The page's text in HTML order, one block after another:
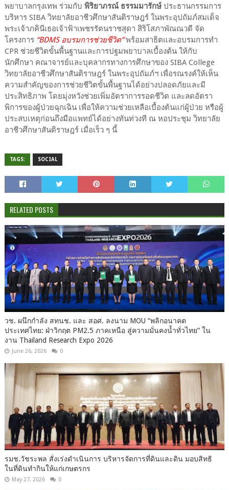
พยาบาลกรุงเทพ ร่วมกับ พิริยาภรณ์ ธรรมมารักษ์ ประธานกรรมการ
บริหาร SIBA วิทยาลัยอาชีวศึกษาสันติราษฎร์ ในพระอุปถัมภ์สมเด็จ
พระเจ้าภคินีเธอเจ้าฟ้าเพชรรัตนราชสุดา สิริโสภาพัณณวดี จัด
โครงการ “BDMS อบรมการช่วยชีวิต”พร้อมสาธิตและอบรมการทำ
CPR ช่วยชีวิตขั้นพื้นฐานและการปฐมพยาบาลเบื้องต้น ให้กับ
นักศึกษา คณาจารย์และบุคลากรทางการศึกษาของ SIBA College
วิทยาลัยอาชีวศึกษาสันติราษฎร์ ในพระอุปถัมภ์ฯ เพื่อรณรงค์ให้เห็น
ความสำคัญของการช่วยชีวิตขั้นพื้นฐานได้อย่างปลอดภัยและมี
ประสิทธิภาพ โดยมุ่งหวังช่วยเพิ่มอัตราการรอดชีวิต และลดอัตรา
พิการของผู้ป่วยฉุกเฉิน เพื่อให้ความช่วยเหลือเบื้องต้นแก่ผู้ป่วย หรือผู้
ประสบเหตุก่อนถึงมือแพทย์ได้อย่างทันท่วงที ณ หอประชุม วิทยาลัย
อาชีวศึกษาสันติราษฎร์ เมื่อเร็ว ๆ นี้
TAGS: SOCIAL
RELATED POSTS
วช. ผนึกกำลัง สทนช. และ สอศ. ลงนาม MOU “พลิกอนาคต
ประเทศไทย: ฝ่าวิกฤต PM2.5 ภาคเหนือ สู่ความมั่นคงน้ำทั่วไทย” ใน
งาน Thailand Research Expo 2026
June 26, 2026 0
รมช.วัชระพล สั่งเร่งดำเนินการ บริหารจัดการที่ดินและดิน มอบสิทธิ
ในที่ดินทำกินให้แก่เกษตรกร
May 27, 2026 0